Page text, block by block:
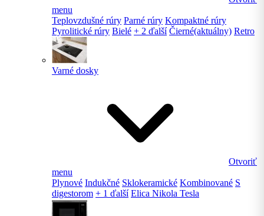
menu
Teplovzdušné rúry Parné rúry Kompaktné rúry
Pyrolitické rúry Bielé + 2 ďalší Čierné(aktuálny) Retro
Varné dosky
Otvoriť
menu
Plynové Indukčné Sklokeramické Kombinované S
digestorom + 1 ďalší Elica Nikola Tesla